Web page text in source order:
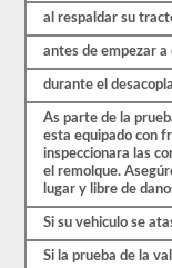
menos
80%
(16
20)
para
aprobar
examen
combinado.
Tenemos
100
preguntas
al respaldar su
antes de empezar a
durante el
As parte de la
esta equipado con
inspeccionara las
el remolque.
lugar y libre de
Si su vehiculo se
Si la prueba de la